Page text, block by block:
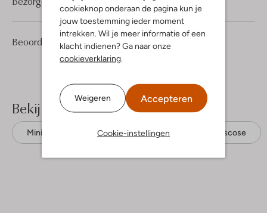
cookieknop onderaan de pagina kun je
jouw toestemming ieder moment
intrekken. Wil je meer informatie of een
klacht indienen? Ga naar onze
cookieverklaring
Weigeren Accepteren
Cookie-instellingen
Beoordelingen (1) 5
1
5
Sterren
Bekijk meer
Minirokken Refined Department Viscose